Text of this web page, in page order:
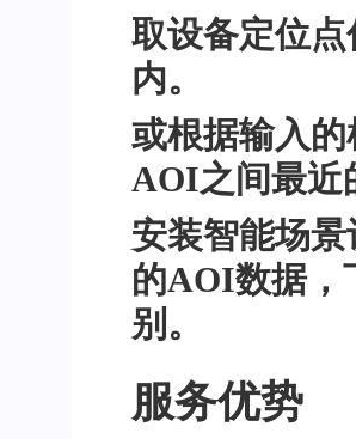
取设备定位
内。
或根据输入
AOI之间最近
安装智能场
的AOI数据，
别。
服务优势